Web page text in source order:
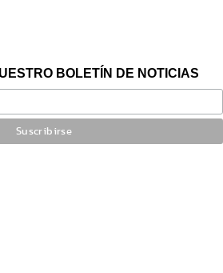
BOLETÍN DE NOTICIAS